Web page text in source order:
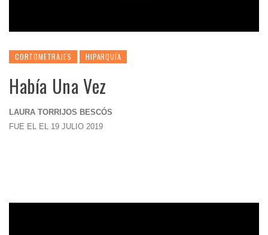
CORTOMETRAJES HIPARQUÍA
Había Una Vez
LAURA TORRIJOS BESCÓS
FUE EL EL 19 JULIO 2019